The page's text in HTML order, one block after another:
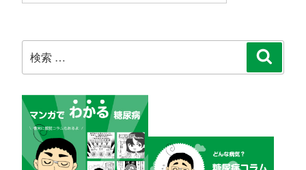
検
索: